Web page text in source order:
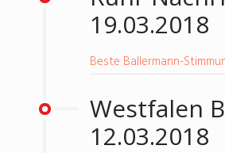
19.03.2018
Beste Ballermann-
Westfalen
12.03.2018